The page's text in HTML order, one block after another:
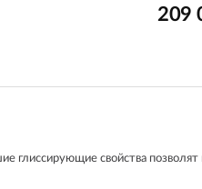
свойства позволят
209